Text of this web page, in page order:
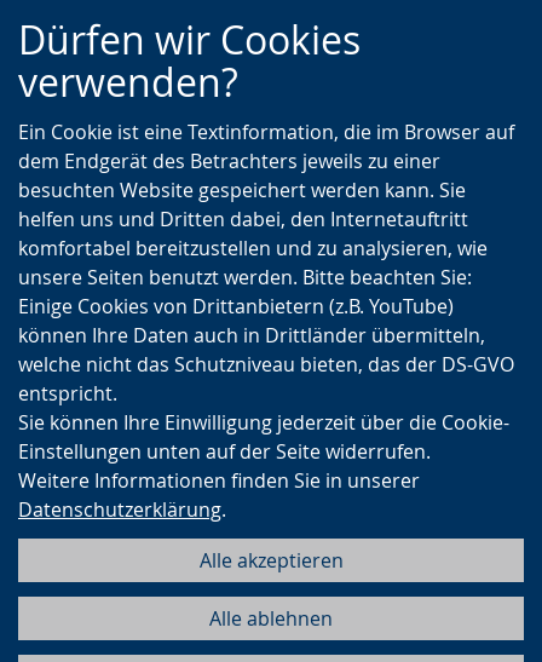
Zur
Hauptnavigation
Zur
Seitennavigation
Zum
Inhalt
Dürfen wir Cookies
verwenden?
Ein Cookie ist eine Textinformation, die im Browser auf
dem Endgerät des Betrachters jeweils zu einer
besuchten Website gespeichert werden kann. Sie
helfen uns und Dritten dabei, den Internetauftritt
komfortabel bereitzustellen und zu analysieren, wie
unsere Seiten benutzt werden. Bitte beachten Sie:
Einige Cookies von Drittanbietern (z.B. YouTube)
können Ihre Daten auch in Drittländer übermitteln,
welche nicht das Schutzniveau bieten, das der DS-GVO
entspricht.
Sie können Ihre Einwilligung jederzeit über die Cookie-
Einstellungen unten auf der Seite widerrufen.
Weitere Informationen finden Sie in unserer
Datenschutzerklärung.
Alle akzeptieren
Alle ablehnen